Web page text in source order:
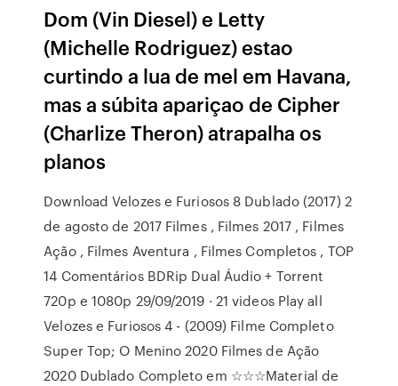
Dom (Vin Diesel) e Letty
(Michelle Rodriguez) estao
curtindo a lua de mel em Havana,
mas a súbita apariçao de Cipher
(Charlize Theron) atrapalha os
planos
Download Velozes e Furiosos 8 Dublado (2017) 2
de agosto de 2017 Filmes , Filmes 2017 , Filmes
Ação , Filmes Aventura , Filmes Completos , TOP
14 Comentários BDRip Dual Áudio + Torrent
720p e 1080p 29/09/2019 · 21 videos Play all
Velozes e Furiosos 4 - (2009) Filme Completo
Super Top; O Menino 2020 Filmes de Ação
2020 Dublado Completo em ☆☆☆Material de